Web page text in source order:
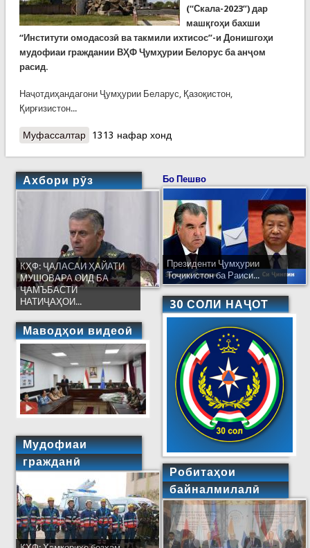
(“Скала-2023”) дар
машқгоҳи бахши
“Институти омодасозӣ ва такмили ихтисос”-и Донишгоҳи
мудофиаи граждании ВҲФ Ҷумҳурии Белорус ба анҷом
расид.
Наҷотдиҳандагони Ҷумҳурии Беларус, Қазоқистон,
Қирғизистон...
Муфассалтаро Анҷоми тамрини воҳидҳои наҷоти кишварҳои
1313 нафар хонд
Ахбори рӯз
КҲФ: ҶАЛАСАИ ҲАЙАТИ
МУШОВАРА ОИД БА
ҶАМЪБАСТИ
НАТИҶАҲОИ...
Маводҳои видеоӣ
Мудофиаи
гражданӣ
Бо Пешво
Президенти Ҷумҳурии
Тоҷикистон ба Раиси...
30 СОЛИ НАҶОТ
Робитаҳои
байналмилалӣ